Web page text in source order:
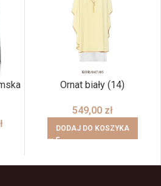
Ornat biały (14)
549,00 zł
DODAJ DO KOSZYKA